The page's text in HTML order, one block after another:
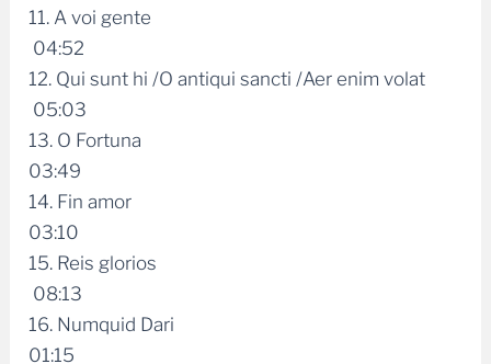
11. A voi gente
04:52
12. Qui sunt hi /O antiqui sancti /Aer enim volat
05:03
13. O Fortuna
03:49
14. Fin amor
03:10
15. Reis glorios
08:13
16. Numquid Dari
01:15